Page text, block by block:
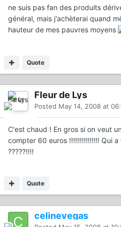
ne suis pas fan des produits
général, mais j'achèterai quand
hauteur de mes pauvres moyens
Quote
Fleur de Lys
Posted May 14, 2008 at
C'est chaud ! En gros si on veut
compter 60 euros !!!!!!!!!!!!!!! Qui a
?????!!!!
Quote
celinevegas